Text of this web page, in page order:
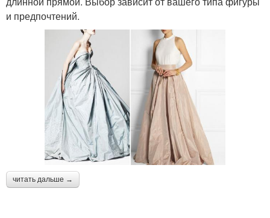
и предпочтений.
читать дальше →